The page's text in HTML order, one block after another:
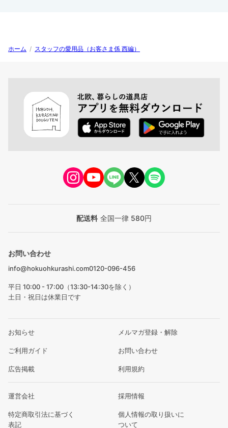
ホーム / スタッフの愛用品（お客さま係 西編）
配送料 全国一律 580円
お問い合わせ
info@hokuohkurashi.com0120-096-456
平日 10:00 - 17:00（13:30-14:30を除く）
土日・祝日は休業日です
お知らせ メルマガ登録・解除
ご利用ガイド お問い合わせ
広告掲載 利用規約
運営会社 採用情報
特定商取引法に基づく
表記
個人情報の取り扱いに
ついて